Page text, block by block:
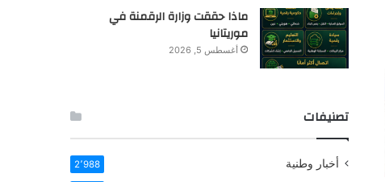
ماذا حققت وزارة الرقمنة في
موريتانيا
أغسطس 5, 2026
تصنيفات
أخبار وطنية 2٬988